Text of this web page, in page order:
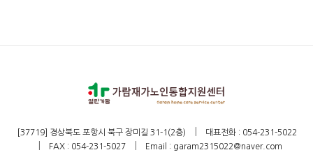
[37719] 경상북도 포항시 북구 장미길 31-1(2층) 대표전화 : 054-231-5022
FAX : 054-231-5027 Email : garam2315022@naver.com